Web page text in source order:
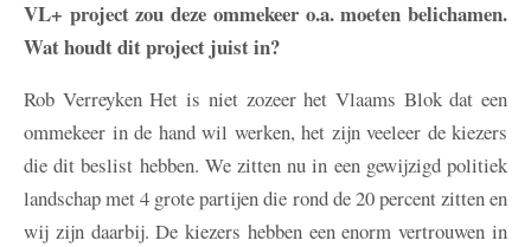
VL+ project zou deze ommekeer o.a. moeten belichamen.
Wat houdt dit project juist in?
Rob VerreykenHet is niet zozeer het Vlaams Blok dat een
ommekeer in de hand wil werken, het zijn veeleer de kiezers
die dit beslist hebben. We zitten nu in een gewijzigd politiek
landschap met 4 grote partijen die rond de 20 percent zitten en
wij zijn daarbij. De kiezers hebben een enorm vertrouwen in